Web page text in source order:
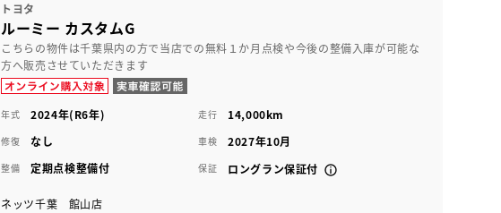
トヨタ
ルーミー カスタムG
こちらの物件は千葉県内の方で当店での無料１か月点検や今後の整備入庫が可能な
方へ販売させていただきます
年式 2024年(R6年) 走行 14,000km
修復 なし 車検 2027年10月
整備 定期点検整備付 保証 ロングラン保証付
ネッツ千葉 館山店